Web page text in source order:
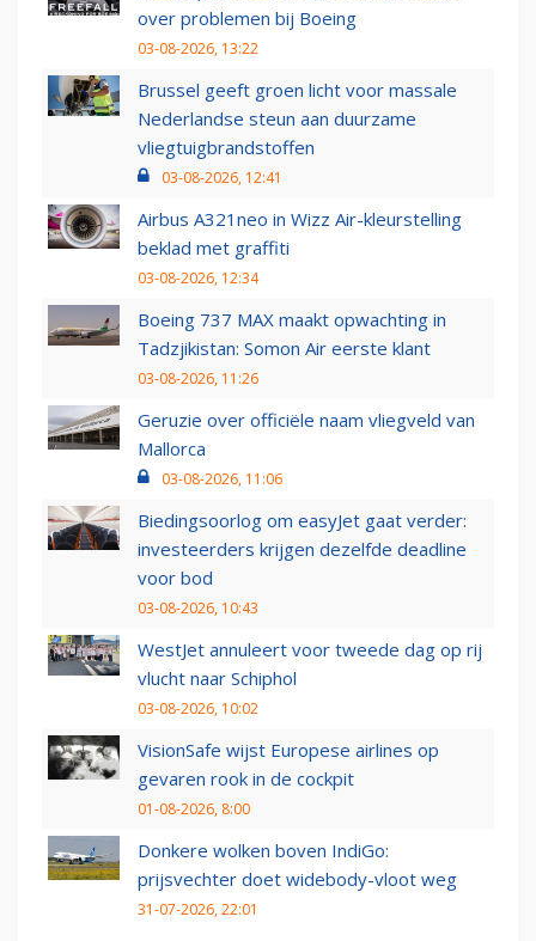
over problemen bij Boeing
03-08-2026, 13:22
Brussel geeft groen licht voor massale
Nederlandse steun aan duurzame
vliegtuigbrandstoffen
03-08-2026, 12:41
Airbus A321neo in Wizz Air-kleurstelling
beklad met graffiti
03-08-2026, 12:34
Boeing 737 MAX maakt opwachting in
Tadzjikistan: Somon Air eerste klant
03-08-2026, 11:26
Geruzie over officiële naam vliegveld van
Mallorca
03-08-2026, 11:06
Biedingsoorlog om easyJet gaat verder:
investeerders krijgen dezelfde deadline
voor bod
03-08-2026, 10:43
WestJet annuleert voor tweede dag op rij
vlucht naar Schiphol
03-08-2026, 10:02
VisionSafe wijst Europese airlines op
gevaren rook in de cockpit
01-08-2026, 8:00
Donkere wolken boven IndiGo:
prijsvechter doet widebody-vloot weg
31-07-2026, 22:01